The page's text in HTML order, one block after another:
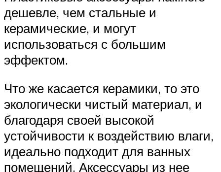
дешевле, чем стальные и
керамические, и могут
использоваться с большим
эффектом.
Что же касается керамики, то это
экологически чистый материал, и
благодаря своей высокой
устойчивости к воздействию влаги,
идеально подходит для ванных
помещений. Аксессуары из нее